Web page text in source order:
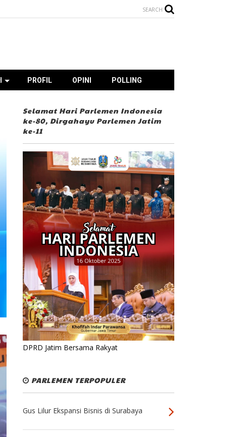
SEARCH
PROFIL OPINI POLLING
Selamat Hari Parlemen Indonesia
ke-80, Dirgahayu Parlemen Jatim
ke-11
DPRD Jatim Bersama Rakyat
PARLEMEN TERPOPULER
Gus Lilur Ekspansi Bisnis di Surabaya